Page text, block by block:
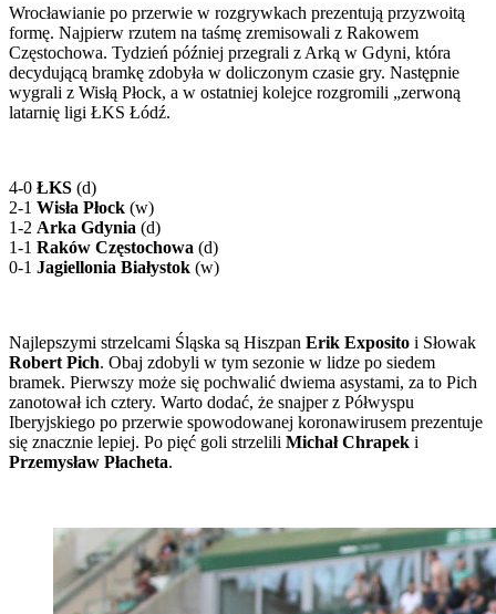
Wrocławianie po przerwie w rozgrywkach prezentują przyzwoitą
formę. Najpierw rzutem na taśmę zremisowali z Rakowem
Częstochowa. Tydzień później przegrali z Arką w Gdyni, która
decydującą bramkę zdobyła w doliczonym czasie gry. Następnie
wygrali z Wisłą Płock, a w ostatniej kolejce rozgromili „zerwoną
latarnię ligi ŁKS Łódź.
4-0 ŁKS (d)
2-1 Wisła Płock (w)
1-2 Arka Gdynia (d)
1-1 Raków Częstochowa (d)
0-1 Jagiellonia Białystok (w)
Najlepszymi strzelcami Śląska są Hiszpan Erik Exposito i Słowak
Robert Pich. Obaj zdobyli w tym sezonie w lidze po siedem
bramek. Pierwszy może się pochwalić dwiema asystami, za to Pich
zanotował ich cztery. Warto dodać, że snajper z Półwyspu
Iberyjskiego po przerwie spowodowanej koronawirusem prezentuje
się znacznie lepiej. Po pięć goli strzelili Michał Chrapek i
Przemysław Płacheta.